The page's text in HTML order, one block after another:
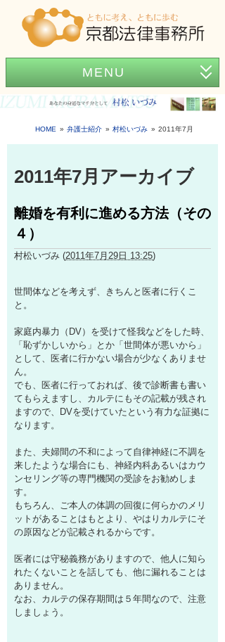
MENU
ホーム
事務所紹介
アクセス
弁護士費用
News
HOME 弁護士紹介 村松いづみ 2011年7月
2011年7月アーカイブ
離婚を有利に進める方法（その
４）
村松いづみ (2011年7月29日 13:25)
世間体などを考えず、きちんと医者に行くこ
と。
家庭内暴力（DV）を受けて怪我などをした時、
「恥ずかしいから」とか「世間体が悪いから」
として、医者に行かない場合が少なくありませ
ん。
でも、医者に行っておれば、後で診断書も書い
てもらえますし、カルテにもその記載が残され
ますので、DVを受けていたという有力な証拠に
なります。
また、夫婦間の不和によって自律神経に不調を
来したような場合にも、神経内科あるいはカウ
ンセリング等の専門機関の受診をお勧めしま
す。
もちろん、ご本人の体調の回復に何らかのメリ
ットがあることはもとより、やはりカルテにそ
の原因などが記載されるからです。
医者には守秘義務がありますので、他人に知ら
れたくないことを話しても、他に漏れることは
ありません。
なお、カルテの保存期間は５年間なので、注意
しましょう。